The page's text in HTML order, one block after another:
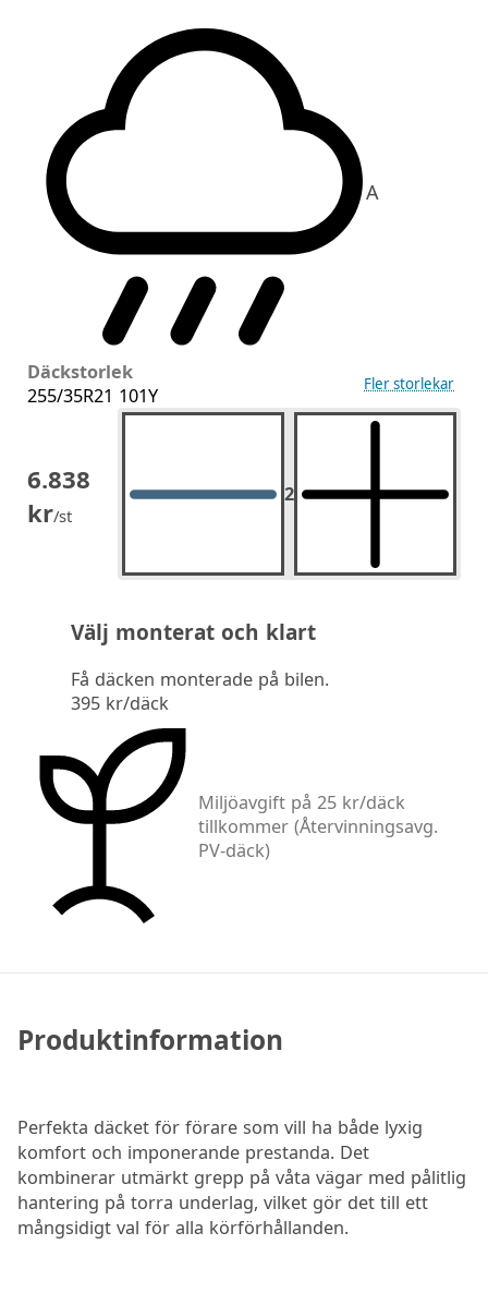
A
Däckstorlek
255/35R21 101Y
Fler storlekar
6.838
kr/st
2 2st.
Välj monterat och klart
Få däcken monterade på bilen.
395 kr/däck
Miljöavgift på 25 kr/däck
tillkommer (Återvinningsavg.
PV-däck)
Produktinformation
Perfekta däcket för förare som vill ha både lyxig
komfort och imponerande prestanda. Det
kombinerar utmärkt grepp på våta vägar med pålitlig
hantering på torra underlag, vilket gör det till ett
mångsidigt val för alla körförhållanden.